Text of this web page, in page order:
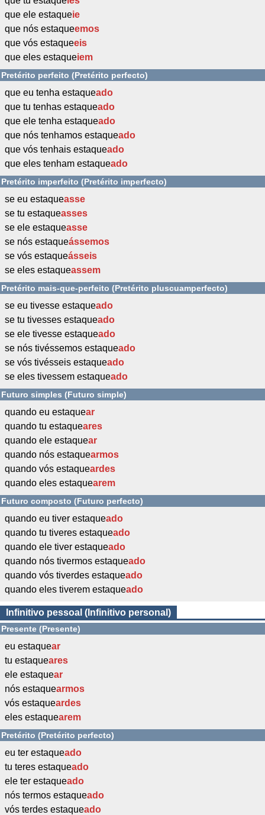
que ele estaqueie
que nós estaqueemos
que vós estaqueeis
que eles estaqueiem
Pretérito perfeito (Pretérito perfecto)
que eu tenha estaqueado
que tu tenhas estaqueado
que ele tenha estaqueado
que nós tenhamos estaqueado
que vós tenhais estaqueado
que eles tenham estaqueado
Pretérito imperfeito (Pretérito imperfecto)
se eu estaqueasse
se tu estaqueasses
se ele estaqueasse
se nós estaqueássemos
se vós estaqueásseis
se eles estaqueassem
Pretérito mais-que-perfeito (Pretérito pluscuamperfecto)
se eu tivesse estaqueado
se tu tivesses estaqueado
se ele tivesse estaqueado
se nós tivéssemos estaqueado
se vós tivésseis estaqueado
se eles tivessem estaqueado
Futuro simples (Futuro simple)
quando eu estaquear
quando tu estaqueares
quando ele estaquear
quando nós estaquearmos
quando vós estaqueardes
quando eles estaquearem
Futuro composto (Futuro perfecto)
quando eu tiver estaqueado
quando tu tiveres estaqueado
quando ele tiver estaqueado
quando nós tivermos estaqueado
quando vós tiverdes estaqueado
quando eles tiverem estaqueado
Infinitivo pessoal (Infinitivo personal)
Presente (Presente)
eu estaquear
tu estaqueares
ele estaquear
nós estaquearmos
vós estaqueardes
eles estaquearem
Pretérito (Pretérito perfecto)
eu ter estaqueado
tu teres estaqueado
ele ter estaqueado
nós termos estaqueado
vós terdes estaqueado